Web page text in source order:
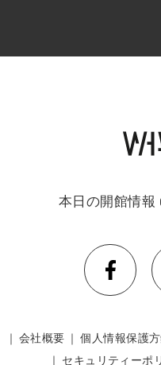
本日の開館情報
｜ 会社概要 ｜個人情報保護
｜ セキュリティーポ